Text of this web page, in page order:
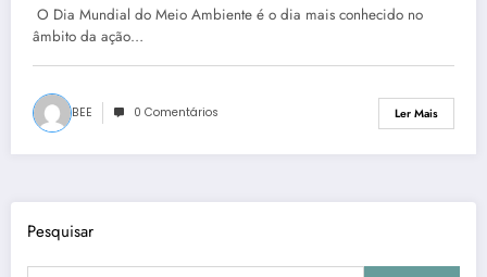
O Dia Mundial do Meio Ambiente é o dia mais conhecido no
âmbito da ação…
BEE 0 Comentários Ler Mais
Pesquisar